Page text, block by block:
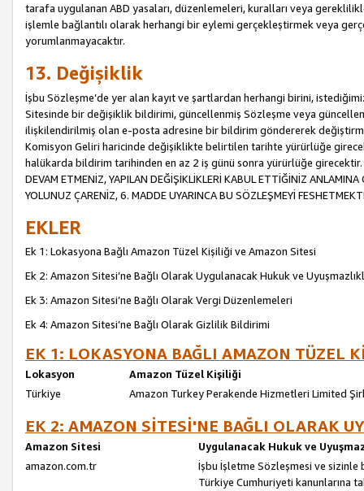
tarafa uygulanan ABD yasaları, düzenlemeleri, kuralları veya
işlemle bağlantılı olarak herhangi bir eylemi gerçekleştirmek veya
yorumlanmayacaktır.
13. Değişiklik
İşbu Sözleşme’de yer alan kayıt ve şartlardan herhangi birini,
Sitesinde bir değişiklik bildirimi, güncellenmiş Sözleşme veya
ilişkilendirilmiş olan e-posta adresine bir bildirim göndererek
Komisyon Geliri haricinde değişiklikte belirtilen tarihte yürürlüğe
halükarda bildirim tarihinden en az 2 iş günü sonra yürürlüğe girecektir.
DEVAM ETMENİZ, YAPILAN DEĞİŞİKLİKLERİ KABUL ETTİĞİNİZ
YOLUNUZ ÇARENİZ, 6. MADDE UYARINCA BU SÖZLEŞMEYİ
EKLER
Ek 1: Lokasyona Bağlı Amazon Tüzel Kişiliği ve Amazon Sitesi
Ek 2: Amazon Sitesi’ne Bağlı Olarak Uygulanacak Hukuk ve
Ek 3: Amazon Sitesi’ne Bağlı Olarak Vergi Düzenlemeleri
Ek 4: Amazon Sitesi’ne Bağlı Olarak Gizlilik Bildirimi
EK 1: LOKASYONA BAĞLI AMAZON TÜZEL
Lokasyon
Amazon Tüzel Kişiliği
Türkiye
Amazon Turkey Perakende Hizmetleri Limited
EK 2: AMAZON SİTESİ'NE BAĞLI OLARAK
Amazon Sitesi
Uygulanacak Hukuk ve
amazon.com.tr
İşbu İşletme Sözleşmesi ve sizinle
Türkiye Cumhuriyeti kanunlarına